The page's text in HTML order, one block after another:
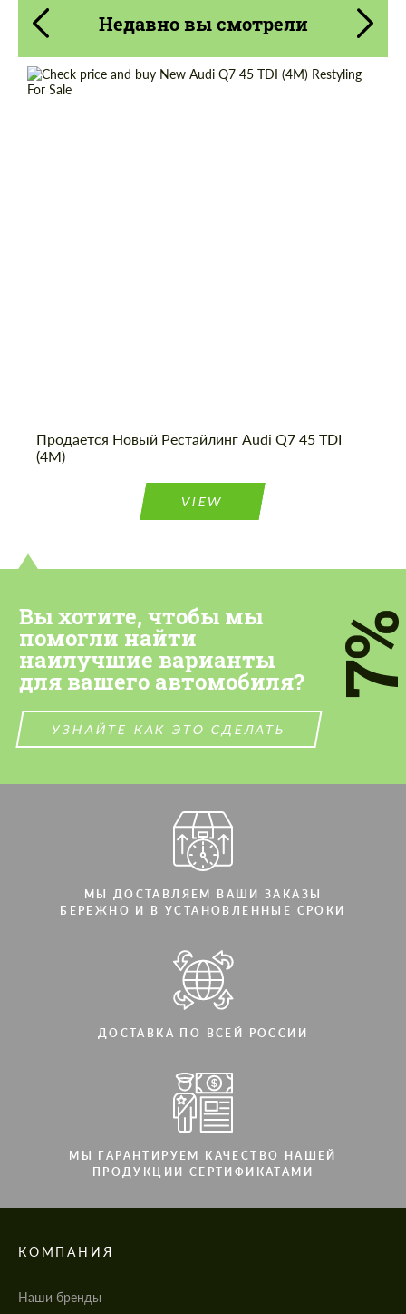
Недавно вы смотрели
Продается Новый Рестайлинг Audi Q7 45 TDI
(4M)
VIEW
Вы хотите, чтобы мы
помогли найти
наилучшие варианты
для вашего автомобиля?
УЗНАЙТЕ КАК ЭТО СДЕЛАТЬ
МЫ ДОСТАВЛЯЕМ ВАШИ ЗАКАЗЫ
БЕРЕЖНО И В УСТАНОВЛЕННЫЕ СРОКИ
ДОСТАВКА ПО ВСЕЙ РОССИИ
МЫ ГАРАНТИРУЕМ КАЧЕСТВО НАШЕЙ
ПРОДУКЦИИ СЕРТИФИКАТАМИ
КОМПАНИЯ
Наши бренды